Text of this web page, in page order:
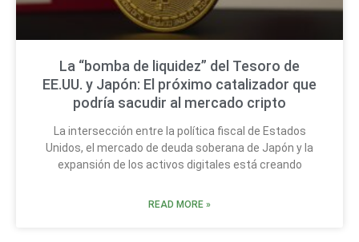
La “bomba de liquidez” del Tesoro de
EE.UU. y Japón: El próximo catalizador que
podría sacudir al mercado cripto
La intersección entre la política fiscal de Estados
Unidos, el mercado de deuda soberana de Japón y la
expansión de los activos digitales está creando
READ MORE »